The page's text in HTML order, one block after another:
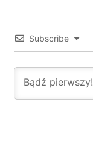
Subscribe